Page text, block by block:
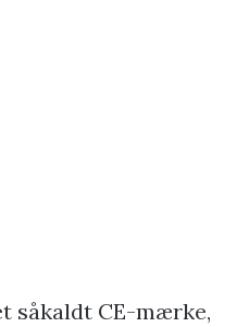
såkaldt CE-mærke,